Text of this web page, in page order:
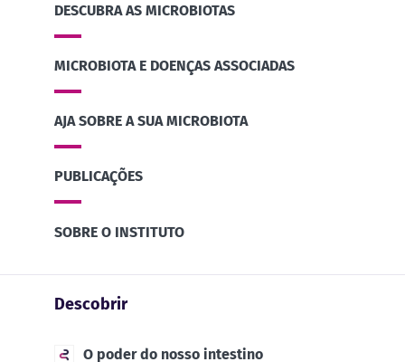
DESCUBRA AS MICROBIOTAS
MICROBIOTA E DOENÇAS ASSOCIADAS
AJA SOBRE A SUA MICROBIOTA
PUBLICAÇÕES
SOBRE O INSTITUTO
Descobrir
O poder do nosso intestino